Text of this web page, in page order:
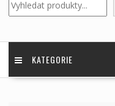
KATEGORIE